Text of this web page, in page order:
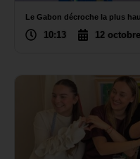
Le Gabon décroche la plus
10:13 12